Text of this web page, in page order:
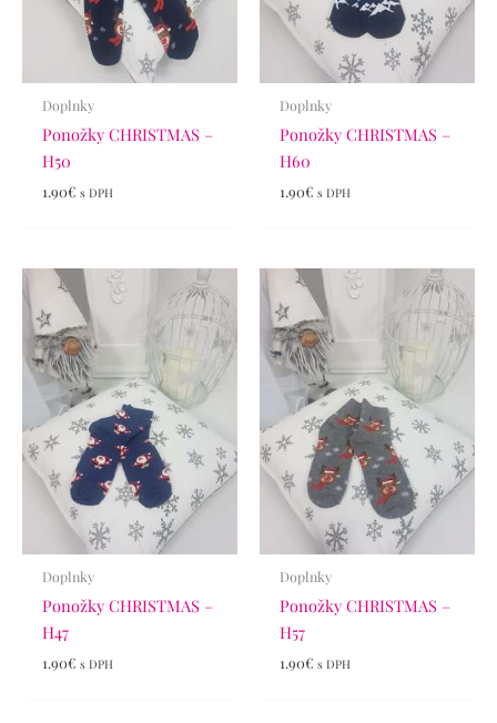
Doplnky
Ponožky CHRISTMAS –
H50
1.90€ s DPH
Doplnky
Ponožky CHRISTMAS –
H60
1.90€ s DPH
Doplnky
Ponožky CHRISTMAS –
H47
1.90€ s DPH
Doplnky
Ponožky CHRISTMAS –
H57
1.90€ s DPH